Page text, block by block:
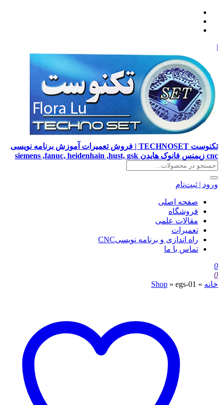
|
تکنوست TECHNOSET | فروش تعمیرات آموزش برنامه نویسی
cnc زیمنس فانوک هایدن siemens ,fanuc, heidenhain ,hust, gsk
ورود | ثبت‌نام
صفحه اصلی
فروشگاه
مقالات علمی
تعمیرات
راه اندازی و برنامه نویسیCNC
تماس با ما
0
0
خانه »
Shop » egs-01